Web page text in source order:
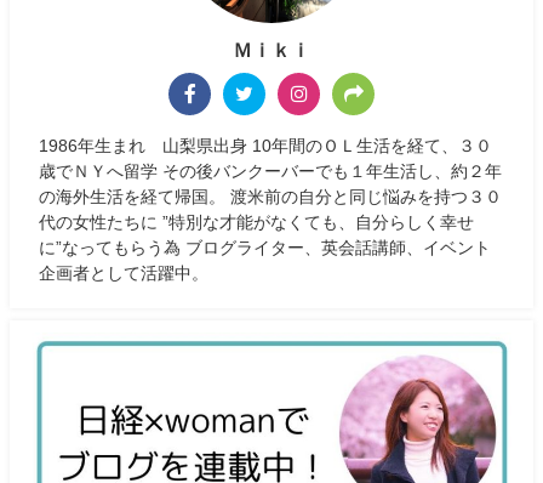
Ｍｉｋｉ
1986年生まれ 山梨県出身 10年間のＯＬ生活を経て、３０
歳でＮＹへ留学 その後バンクーバーでも１年生活し、約２年
の海外生活を経て帰国。 渡米前の自分と同じ悩みを持つ３０
代の女性たちに ”特別な才能がなくても、自分らしく幸せ
に”なってもらう為 ブログライター、英会話講師、イベント
企画者として活躍中。